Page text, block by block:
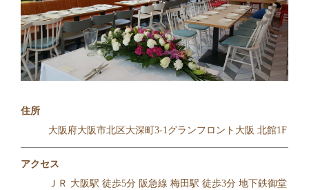
住所
大阪府大阪市北区大深町3-1グランフロント大阪 北館1F
アクセス
ＪＲ 大阪駅 徒歩5分 阪急線 梅田駅 徒歩3分 地下鉄御堂